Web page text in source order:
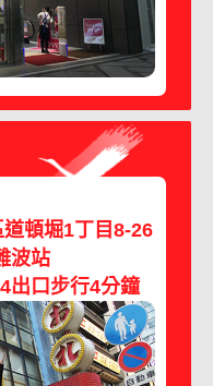
頓堀1丁目8-26
波站
出口步行4分鐘